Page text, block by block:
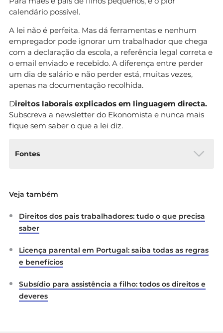
calendário possível.
A lei não é perfeita. Mas dá ferramentas e nenhum
empregador pode ignorar um trabalhador que chega
com a declaração da escola, a referência legal correta e
o email enviado e recebido. A diferença entre perder
um dia de salário e não perder está, muitas vezes,
apenas na documentação recolhida.
Direitos laborais explicados em linguagem directa.
Subscreva a newsletter do Ekonomista e nunca mais
fique sem saber o que a lei diz.
Fontes
(ACT). (2026).
DECO PROteste. (2025).Greve nas escolas:
como justificar faltas ao trabalho?
https://www.deco.proteste.pt/dinheiro/emprego/
noticias/greve-escolas-como-justificar-faltas-
trabalho
Ordem dos Contabilistas Certificados. (2025).
Guia prático: regime das faltas
Veja também
Direitos dos pais trabalhadores: tudo o que precisa
saber
Licença parental em Portugal: saiba todas as regras
e benefícios
Subsídio para assistência a filho: todos os direitos e
deveres